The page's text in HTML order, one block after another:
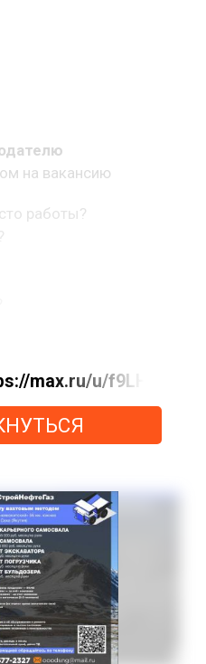
на вакансию
работы?
max.ru/u/